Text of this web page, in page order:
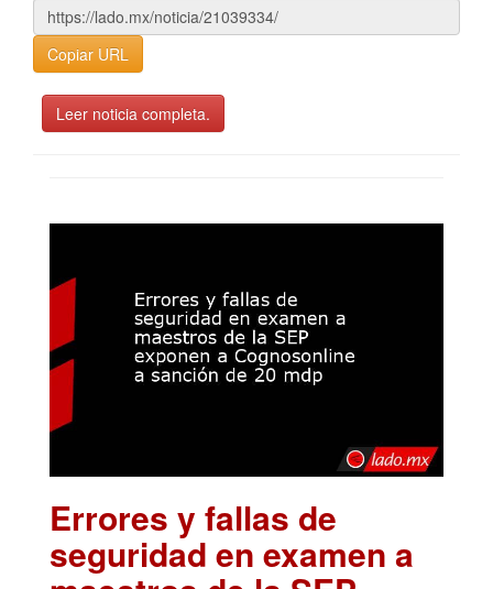
Copiar URL
Leer noticia completa.
Errores y fallas de
seguridad en examen a